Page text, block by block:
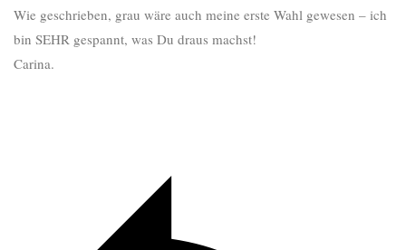
Wie geschrieben, grau wäre auch meine erste Wahl gewesen – ich
bin SEHR gespannt, was Du draus machst!
Carina.